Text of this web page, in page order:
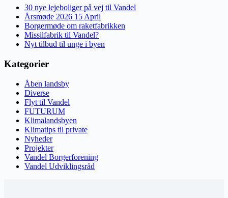
30 nye lejeboliger på vej til Vandel
Årsmøde 2026 15 April
Borgermøde om raketfabrikken
Missilfabrik til Vandel?
Nyt tilbud til unge i byen
Kategorier
Åben landsby
Diverse
Flyt til Vandel
FUTURUM
Klimalandsbyen
Klimatips til private
Nyheder
Projekter
Vandel Borgerforening
Vandel Udviklingsråd